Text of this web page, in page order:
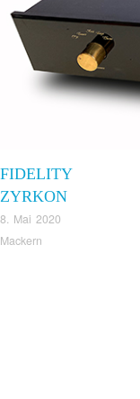
FIDELITY
ZYRKON
8. Mai 2020
Mackern